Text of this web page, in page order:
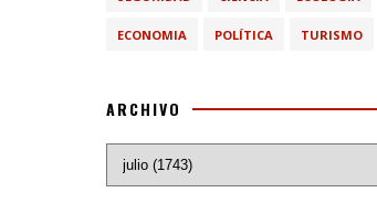
ECONOMIA POLÍTICA TURISMO
ARCHIVO